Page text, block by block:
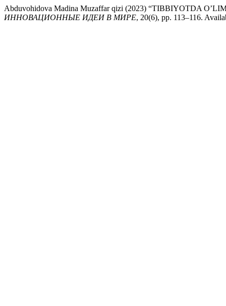
Abduvohidova Madina Muzaffar qizi (2023) “TIBBIYOTDA
ИННОВАЦИОННЫЕ ИДЕИ В МИРЕ, 20(6), pp. 113–116.